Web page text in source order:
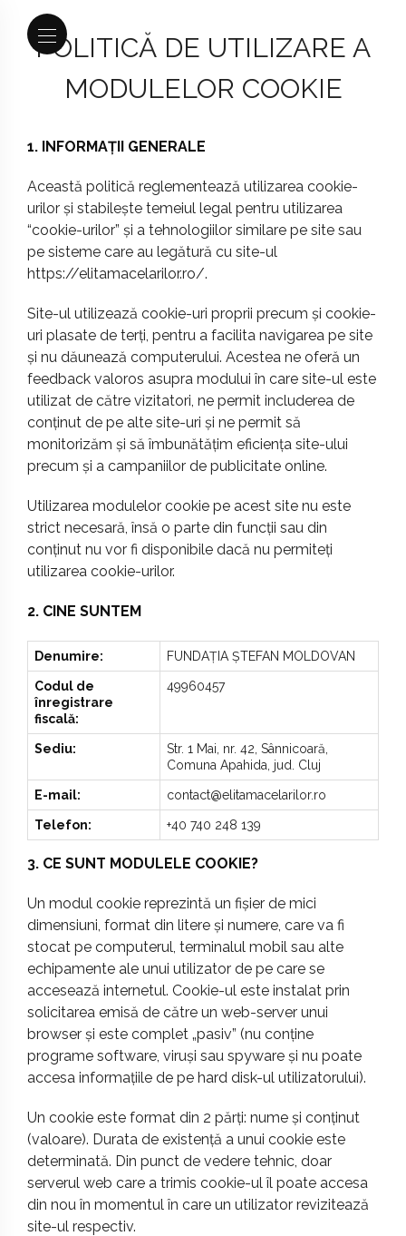
POLITICĂ DE UTILIZARE A
MODULELOR COOKIE
1. INFORMAȚII GENERALE
Această politică reglementează utilizarea cookie-
urilor și stabilește temeiul legal pentru utilizarea
“cookie-urilor” și a tehnologiilor similare pe site sau
pe sisteme care au legătură cu site-ul
https://elitamacelarilor.ro/.
Site-ul utilizează cookie-uri proprii precum și cookie-
uri plasate de terți, pentru a facilita navigarea pe site
și nu dăunează computerului. Acestea ne oferă un
feedback valoros asupra modului în care site-ul este
utilizat de către vizitatori, ne permit includerea de
conținut de pe alte site-uri și ne permit să
monitorizăm și să îmbunătățim eficiența site-ului
precum și a campaniilor de publicitate online.
Utilizarea modulelor cookie pe acest site nu este
strict necesară, însă o parte din funcții sau din
conținut nu vor fi disponibile dacă nu permiteți
utilizarea cookie-urilor.
2. CINE SUNTEM
Denumire: FUNDAȚIA ȘTEFAN MOLDOVAN
Codul de
înregistrare
fiscală:
49960457
Sediu:
Str. 1 Mai, nr. 42, Sânnicoară,
Comuna Apahida, jud. Cluj
E-mail: contact@elitamacelarilor.ro
Telefon: +40 740 248 139
3. CE SUNT MODULELE COOKIE?
Un modul cookie reprezintă un fișier de mici
dimensiuni, format din litere și numere, care va fi
stocat pe computerul, terminalul mobil sau alte
echipamente ale unui utilizator de pe care se
accesează internetul. Cookie-ul este instalat prin
solicitarea emisă de către un web-server unui
browser și este complet „pasiv” (nu conține
programe software, viruși sau spyware și nu poate
accesa informațiile de pe hard disk-ul utilizatorului).
Un cookie este format din 2 părți: nume și conținut
(valoare). Durata de existență a unui cookie este
determinată. Din punct de vedere tehnic, doar
serverul web care a trimis cookie-ul îl poate accesa
din nou în momentul în care un utilizator revizitează
site-ul respectiv.